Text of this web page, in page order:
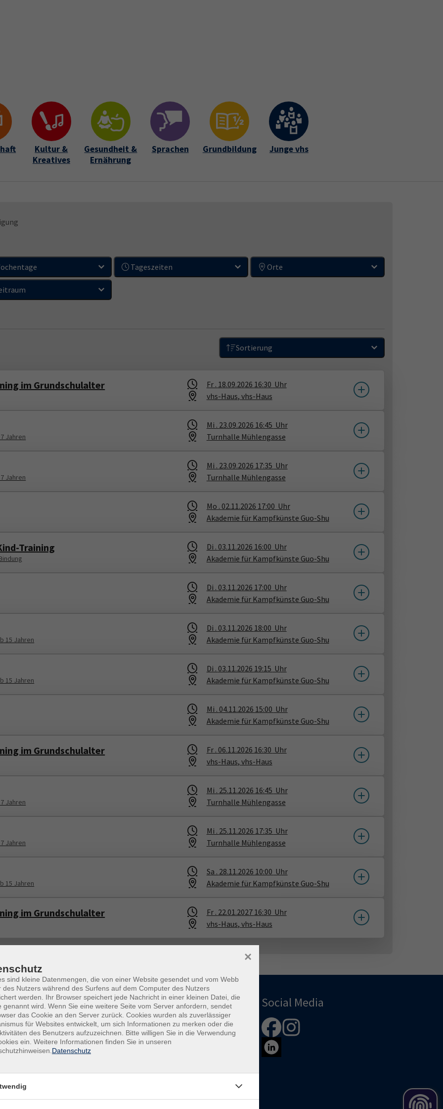
Kultur &
Kreatives
Gesundheit &
Ernährung
Sprachen Grundbildung Junge vhs
Tageszeiten Orte
Sortierung
im Grundschulalter Fr . 18.09.2026 16:30 Uhr
vhs-Haus​, vhs-Haus
Jahren
Mi . 23.09.2026 16:45 Uhr
Turnhalle Mühlengasse
Jahren
Mi . 23.09.2026 17:35 Uhr
Turnhalle Mühlengasse
Mo . 02.11.2026 17:00 Uhr
Akademie für Kampfkünste Guo-Shu
Training Di . 03.11.2026 16:00 Uhr
Akademie für Kampfkünste Guo-Shu
Di . 03.11.2026 17:00 Uhr
Akademie für Kampfkünste Guo-Shu
15 Jahren
Di . 03.11.2026 18:00 Uhr
Akademie für Kampfkünste Guo-Shu
15 Jahren
Di . 03.11.2026 19:15 Uhr
Akademie für Kampfkünste Guo-Shu
Mi . 04.11.2026 15:00 Uhr
Akademie für Kampfkünste Guo-Shu
im Grundschulalter Fr . 06.11.2026 16:30 Uhr
vhs-Haus​, vhs-Haus
Jahren
Mi . 25.11.2026 16:45 Uhr
Turnhalle Mühlengasse
Jahren
Mi . 25.11.2026 17:35 Uhr
Turnhalle Mühlengasse
15 Jahren
Sa . 28.11.2026 10:00 Uhr
Akademie für Kampfkünste Guo-Shu
im Grundschulalter Fr . 22.01.2027 16:30 Uhr
vhs-Haus​, vhs-Haus
& Digitales
& Kreatives
Inhalte
Startseite
Über uns
Kursfinder
Lehrkräfte Intern
Social Media
sind kleine Datenmengen, die von einer Website gesendet und vom Webb
des Nutzers während des Surfens auf dem Computer des Nutzers
werden. Ihr Browser speichert jede Nachricht in einer kleinen Datei, die
genannt wird. Wenn Sie eine weitere Seite vom Server anfordern, sendet
das Cookie an den Server zurück. Cookies wurden als zuverlässiger
für Websites entwickelt, um sich Informationen zu merken oder die
des Benutzers aufzuzeichnen. Bitte willigen Sie in die Verwendung
ein. Weitere Informationen finden Sie in unseren
Datenschutz
×